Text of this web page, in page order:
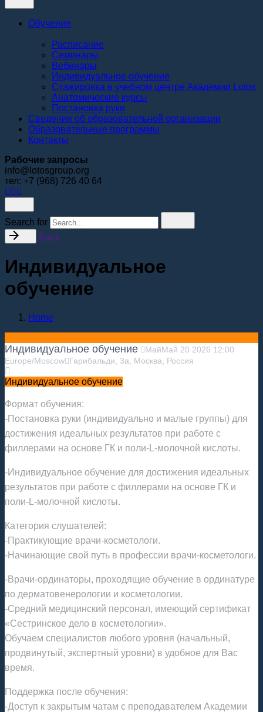
Обучение
Расписание
Семинары
Вебинары
Индивидуальное обучение
Стажировка в учебном центре Академии Lotos
Анатомические курсы
Постановка руки
Сведения об образовательной организации
Образовательные программы
Контакты
Рабочие запросы
info@lotosgroup.org
тел: +7 (968) 726 40 64
Search for
Back
Индивидуальное
обучение
Home
Индивидуальное обучение МайМай 20 2026 12:00
Europe/Moscow Гарибальди, 3а, Москва, Россия
Индивидуальное обучение
Формат обучения:
-Постановка руки (индивидуально и малые группы) для
достижения идеальных результатов при работе с
филлерами на основе ГК и поли-L-молочной кислоты.
-Индивидуальное обучение для достижения идеальных
результатов при работе с филлерами на основе ГК и
поли-L-молочной кислоты.
Категория слушателей:
-Практикующие врачи-косметологи.
-Начинающие свой путь в профессии врачи-косметологи.
-Врачи-ординаторы, проходящие обучение в ординатуре
по дерматовенерологии и косметологии.
-Средний медицинский персонал, имеющий сертификат
«Сестринское дело в косметологии».
Обучаем специалистов любого уровня (начальный,
продвинутый, экспертный уровни) в удобное для Вас
время.
Поддержка после обучения:
-Доступ к закрытым чатам с преподавателем Академии